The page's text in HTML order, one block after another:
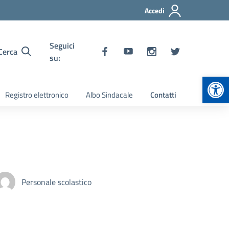
Accedi
Seguici
su:
Registro elettronico Albo Sindacale Contatti
Personale scolastico